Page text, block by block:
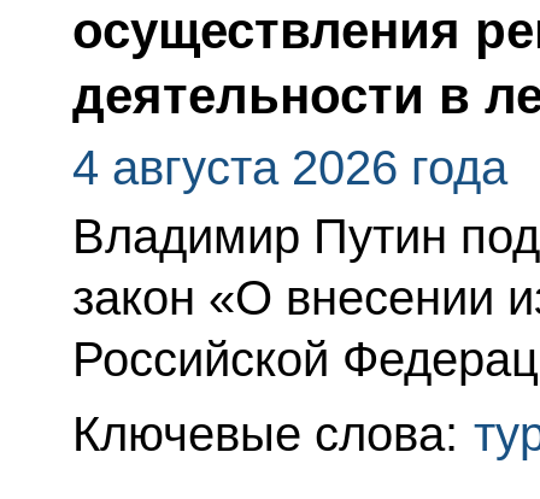
осуществления
деятельности в
4 августа 2026 года
Владимир Путин
закон «О внесении
Российской
Ключевые слова: